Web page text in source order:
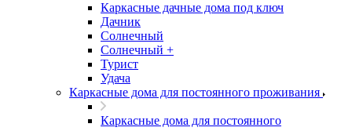
Каркасные дачные дома под ключ
Дачник
Солнечный
Солнечный +
Турист
Удача
Каркасные дома для постоянного проживания
Каркасные дома для постоянного